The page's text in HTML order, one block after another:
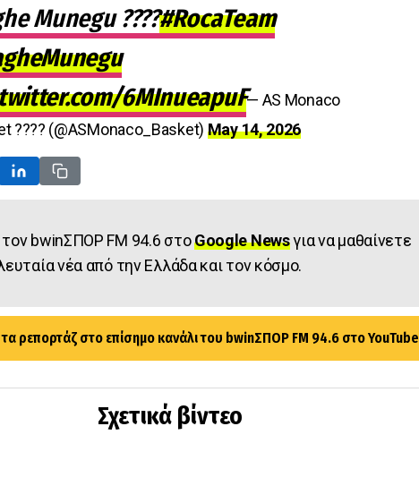
Munegu ????#RocaTeam
6MInueapuF— AS Monaco
???? (@ASMonaco_Basket) May 14, 2026
bwinΣΠΟΡ FM 94.6 στοGoogle Newsγια να μαθαίνετε
νέα από την Ελλάδα και τον κόσμο.
ρεπορτάζ στο επίσημο κανάλι του bwinΣΠΟΡ FM 94.6 στο YouTube
Σχετικά βίντεο